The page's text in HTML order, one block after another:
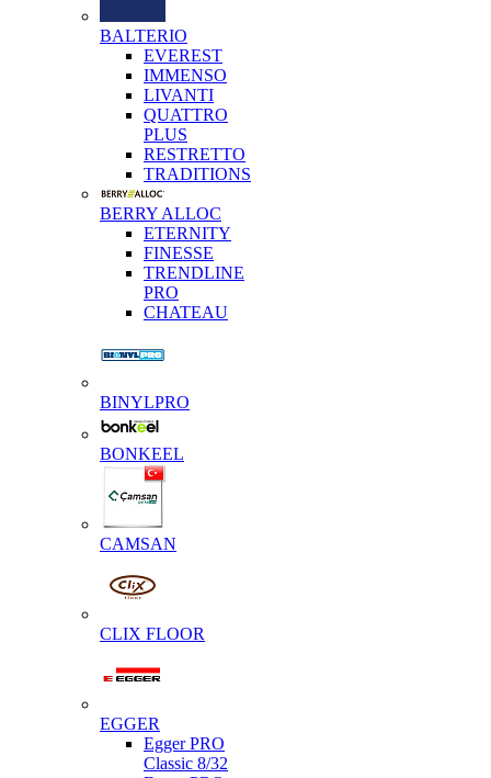
BALTERIO
EVEREST
IMMENSO
LIVANTI
QUATTRO
PLUS
RESTRETTO
TRADITIONS
BERRY ALLOC
ETERNITY
FINESSE
TRENDLINE
PRO
CHATEAU
BINYLPRO
BONKEEL
CAMSAN
CLIX FLOOR
EGGER
Egger PRO
Classic 8/32